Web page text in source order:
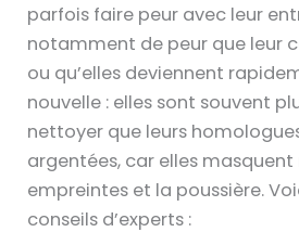
parfois faire peur avec leur
notamment de peur que leur
ou qu’elles deviennent
nouvelle : elles sont souvent
nettoyer que leurs
argentées, car elles masquent
empreintes et la poussière.
conseils d’experts :